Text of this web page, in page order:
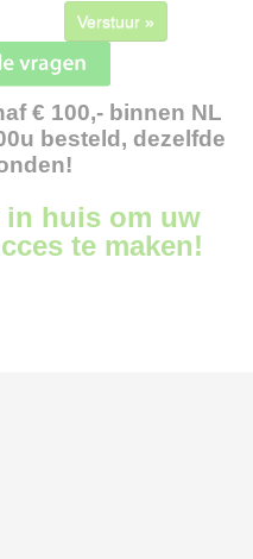
Verstuur »
€ 100,- binnen NL
besteld, dezelfde
in huis om uw
te maken!